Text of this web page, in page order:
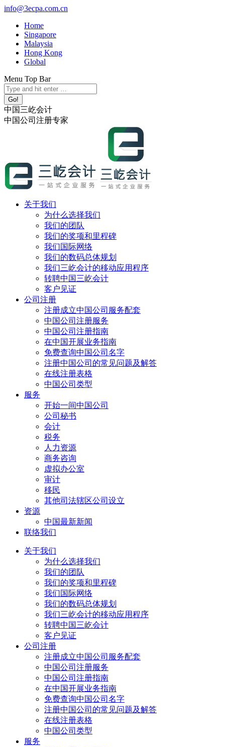
跳
info@3ecpa.com.cn
Home
Singapore
Malaysia
Hong Kong
Global
Menu Top Bar
X
page
opens
in
new
YouTube
page
opens
in
new
Linkedin
page
opens
in
new
Instagram
page
opens
in
new
Search:
中国三屹会计
中国公司注册专家
关于我们
为什么选择我们
我们的团队
我们的奖项和里程碑
我们国际网络
我们的数码总体规划
我们三屹会计的移动应用程序
转聘中国三屹会计
客户见证
公司注册
注册成立中国公司服务配套
中国公司注册服务
中国公司注册指南
在中国开展业务指南
免费查询中国公司名字
注册中国公司的常见问题及解答
在线注册表格
中国公司类型
服务
开始一间中国公司
公司秘书
会计
税务
人力资源
商务咨询
虚拟办公室
审计
移民
其他司法辖区公司设立
资源
中国最新新闻
联络我们
关于我们
为什么选择我们
我们的团队
我们的奖项和里程碑
我们国际网络
我们的数码总体规划
我们三屹会计的移动应用程序
转聘中国三屹会计
客户见证
公司注册
注册成立中国公司服务配套
中国公司注册服务
中国公司注册指南
在中国开展业务指南
免费查询中国公司名字
注册中国公司的常见问题及解答
在线注册表格
中国公司类型
服务